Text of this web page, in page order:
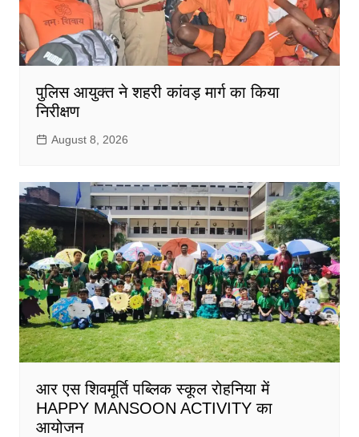
पुलिस आयुक्त ने शहरी कांवड़ मार्ग का किया
निरीक्षण
August 8, 2026
आर एस शिवमूर्ति पब्लिक स्कूल रोहनिया में
HAPPY MANSOON ACTIVITY का
आयोजन